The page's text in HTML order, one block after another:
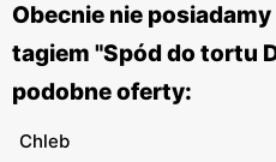
Obecnie nie
tagiem "Spód do tortu
podobne oferty:
Chleb